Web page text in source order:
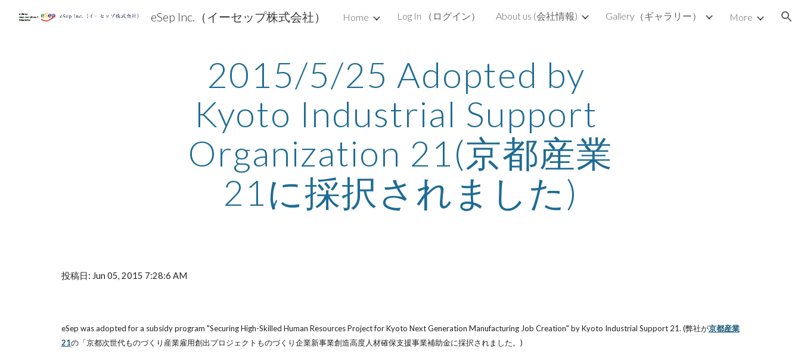
Skip to main content Skip to navigation
eSep Inc.（イーセップ株式会社） Home Log In （ログイン） About us (会社情報) Gallery（ギャラリー） More
2015/5/25 Adopted by
Kyoto Industrial Support
Organization 21(京都産業
21に採択されました)
投稿日: Jun 05, 2015 7:28:6 AM
eSep was adopted for a subsidy program "Securing High-Skilled Human Resources Project for Kyoto Next Generation Manufacturing Job Creation" by Kyoto Industrial Support 21. (弊社が京都産業
21の「京都次世代ものづくり産業雇用創出プロジェクトものづくり企業新事業創造高度人材確保支援事業補助金に採択されました。)